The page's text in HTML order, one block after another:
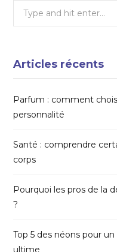
Search
Articles récents
Parfum : comment
personnalité
Santé : comprendre
corps
Pourquoi les pros de la
?
Top 5 des néons pour
ultime